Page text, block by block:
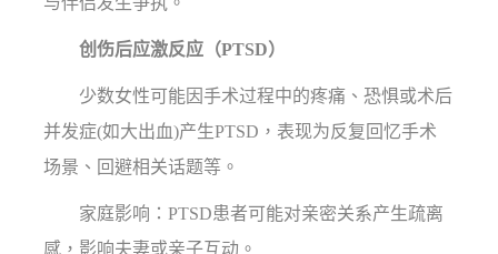
创伤后应激反应（PTSD）
少数女性可能因手术过程中的疼痛、恐惧或术后
并发症(如大出血)产生PTSD，表现为反复回忆手术
场景、回避相关话题等。
家庭影响：PTSD患者可能对亲密关系产生疏离
感，影响夫妻或亲子互动。